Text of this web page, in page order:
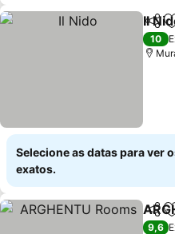
Il
10
Selecione as datas para ver
exatos.
9,6